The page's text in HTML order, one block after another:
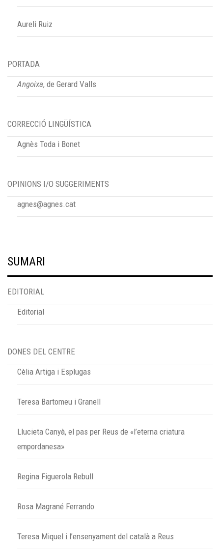
Aureli Ruiz
PORTADA
Angoixa, de Gerard Valls
CORRECCIÓ LINGÜÍSTICA
Agnès Toda i Bonet
OPINIONS I/O SUGGERIMENTS
agnes@agnes.cat
SUMARI
EDITORIAL
Editorial
DONES DEL CENTRE
Cèlia Artiga i Esplugas
Teresa Bartomeu i Granell
Llucieta Canyà, el pas per Reus de «l’eterna criatura
empordanesa»
Regina Figuerola Rebull
Rosa Magrané Ferrando
Teresa Miquel i l’ensenyament del català a Reus